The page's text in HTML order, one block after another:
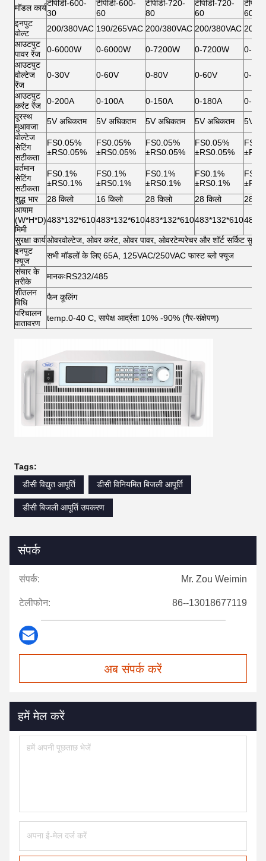
मॉडल कार्यटीपीडी-600-
30
टीपीडी-600-
60
टीपीडी-720-
80
टीपीडी-720-
60
60
इनपुट
वोल्ट
200/380VAC 190/265VAC 200/380VAC 200/380VAC 200/
आउटपुट
पावर रेंज
0-6000W 0-6000W 0-7200W 0-7200W
0-
आउटपुट
वोल्टेज
रेंज
0-30V 0-60V 0-80V 0-60V 0-60V
आउटपुट
करंट रेंज
0-200A 0-100A 0-150A 0-180A
0-
दूरस्थ
मुआवजा
5V अधिकतम 5V अधिकतम 5V अधिकतम 5V अधिकतम
5V
वोल्टेज
सेटिंग
सटीकता
FS0.05%
±RS0.05%
FS0.05%
±RS0.05%
FS0.05%
±RS0.05%
FS0.05%
±RS0.05%
वर्तमान
सेटिंग
सटीकता
FS0.1%
±RS0.1%
FS0.1%
±RS0.1%
FS0.1%
±RS0.1%
FS0.1%
±RS0.1%
शुद्ध भार
28 किलो 16 किलो 28 किलो 28 किलो
28
आयाम
(W*H*D)
मिमी
483*132*610483*132*610483*132*610483*132*610
सुरक्षा कार्यओवरवोल्टेज, ओवर करंट, ओवर पावर, ओवरटेम्परेचर और शॉर्ट सर्किट सुरक्षा
इनपुट
फ्यूज
सभी मॉडलों के लिए 65A, 125VAC/250VAC फास्ट ब्लो फ्यूज
संचार के
तरीके
मानकःRS232/485
शीतलन
विधि
फैन कूलिंग
परिचालन
वातावरण
temp.0-40 C, सापेक्ष आर्द्रता 10% -90% (गैर-संक्षेपण)
Tags:
डीसी विद्युत आपूर्ति
डीसी विनियमित बिजली आपूर्ति
डीसी बिजली आपूर्ति उपकरण
संपर्क
संपर्क: Mr. Zou Weimin
टेलीफोन: 86--13018677119
अब संपर्क करें
हमें मेल करें